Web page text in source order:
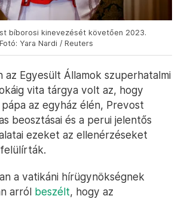
bíborosi kinevezését követően 2023.
Yara Nardi / Reuters
az Egyesült Államok szuperhatalmi
vita tárgya volt az, hogy
az egyház élén, Prevost
beosztásai és a perui jelentős
ezeket az ellenérzéseket
a vatikáni hírügynökségnek
arról beszélt, hogy az